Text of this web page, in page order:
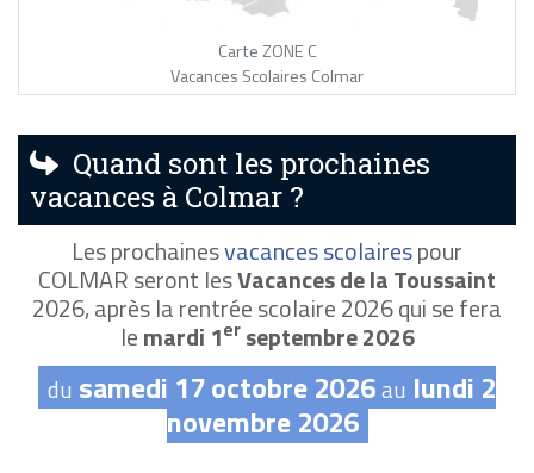
Carte ZONE C
Vacances Scolaires Colmar
Quand sont les prochaines
vacances à Colmar ?
Les prochainesvacances scolairespour
COLMAR seront lesVacances de la Toussaint
2026, après la rentrée scolaire 2026 qui se fera
lemardi 1erseptembre 2026
du samedi 17 octobre 2026au lundi 2
novembre 2026